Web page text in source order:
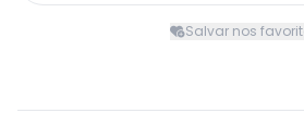
Salvar nos